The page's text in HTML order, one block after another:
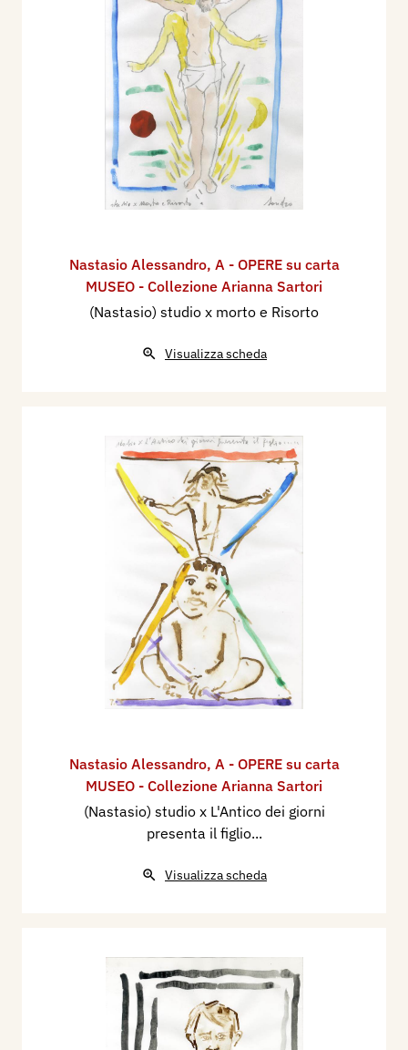
Nastasio Alessandro, A - OPERE su carta
MUSEO - Collezione Arianna Sartori
(Nastasio) studio x morto e Risorto
Visualizza scheda
Nastasio Alessandro, A - OPERE su carta
MUSEO - Collezione Arianna Sartori
(Nastasio) studio x L'Antico dei giorni
presenta il figlio...
Visualizza scheda